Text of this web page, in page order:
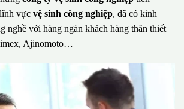
vực vệ sinh công nghiệp, đã có kinh
nghề với hàng ngàn khách hàng thân thiết
Ajinomoto…